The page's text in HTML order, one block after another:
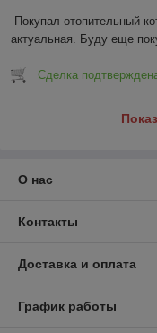
Покупал отопительный
актуальная. Буду еще
Сделка
О нас
Контакты
Доставка и оплата
График работы